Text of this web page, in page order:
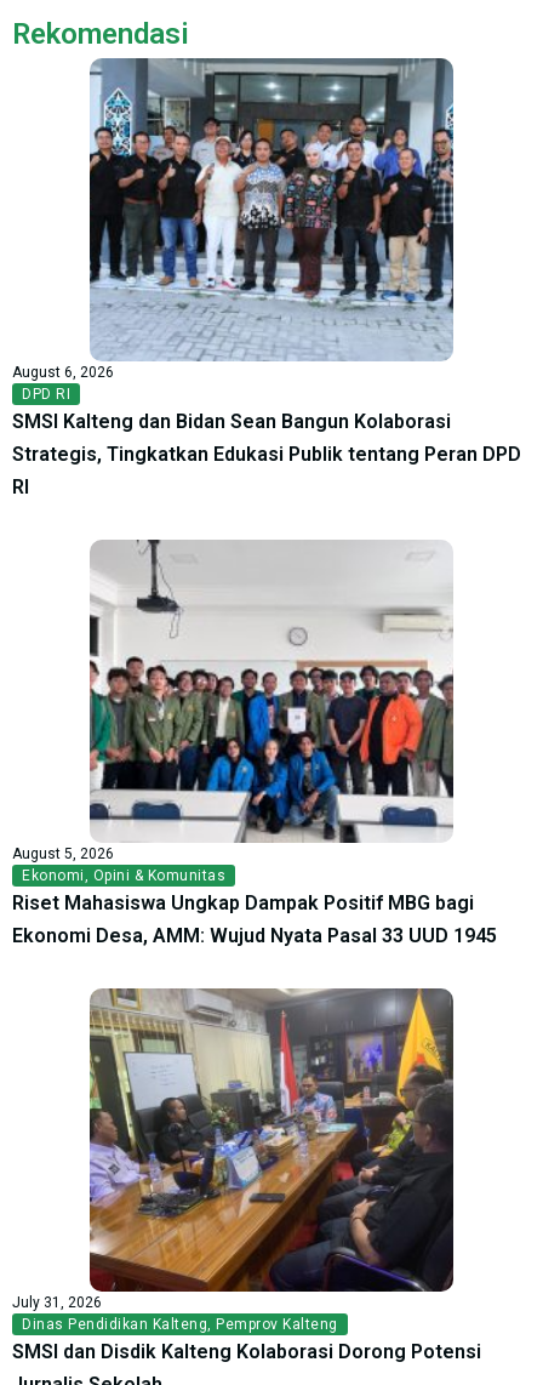
Rekomendasi
August 6, 2026
DPD RI
SMSI Kalteng dan Bidan Sean Bangun Kolaborasi
Strategis, Tingkatkan Edukasi Publik tentang Peran DPD
RI
August 5, 2026
Ekonomi, Opini & Komunitas
Riset Mahasiswa Ungkap Dampak Positif MBG bagi
Ekonomi Desa, AMM: Wujud Nyata Pasal 33 UUD 1945
July 31, 2026
Dinas Pendidikan Kalteng, Pemprov Kalteng
SMSI dan Disdik Kalteng Kolaborasi Dorong Potensi